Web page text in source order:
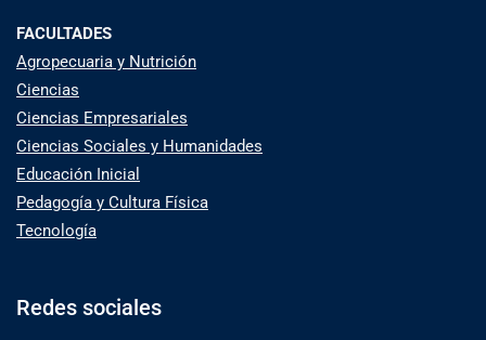
FACULTADES
Agropecuaria y Nutrición
Ciencias
Ciencias Empresariales
Ciencias Sociales y Humanidades
Educación Inicial
Pedagogía y Cultura Física
Tecnología
Redes sociales